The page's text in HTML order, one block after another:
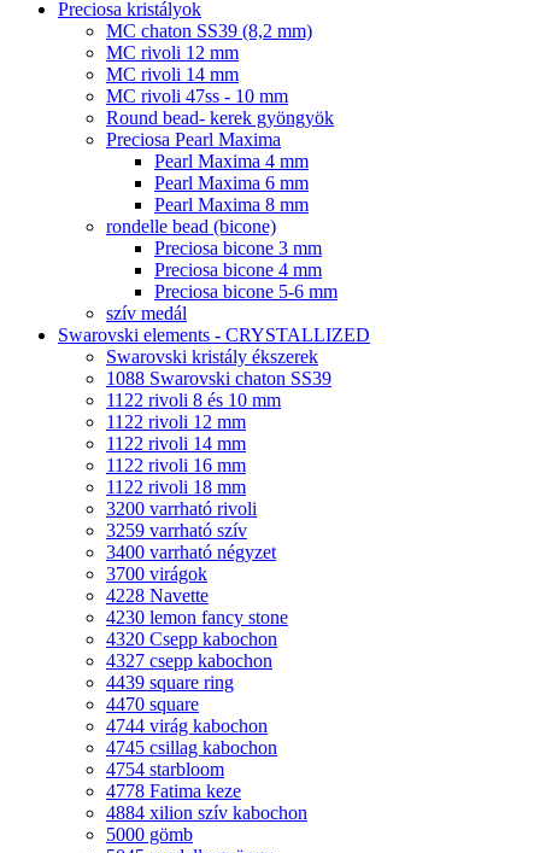
Preciosa kristályok
MC chaton SS39 (8,2 mm)
MC rivoli 12 mm
MC rivoli 14 mm
MC rivoli 47ss - 10 mm
Round bead- kerek gyöngyök
Preciosa Pearl Maxima
Pearl Maxima 4 mm
Pearl Maxima 6 mm
Pearl Maxima 8 mm
rondelle bead (bicone)
Preciosa bicone 3 mm
Preciosa bicone 4 mm
Preciosa bicone 5-6 mm
szív medál
Swarovski elements - CRYSTALLIZED
Swarovski kristály ékszerek
1088 Swarovski chaton SS39
1122 rivoli 8 és 10 mm
1122 rivoli 12 mm
1122 rivoli 14 mm
1122 rivoli 16 mm
1122 rivoli 18 mm
3200 varrható rivoli
3259 varrható szív
3400 varrható négyzet
3700 virágok
4228 Navette
4230 lemon fancy stone
4320 Csepp kabochon
4327 csepp kabochon
4439 square ring
4470 square
4744 virág kabochon
4745 csillag kabochon
4754 starbloom
4778 Fatima keze
4884 xilion szív kabochon
5000 gömb